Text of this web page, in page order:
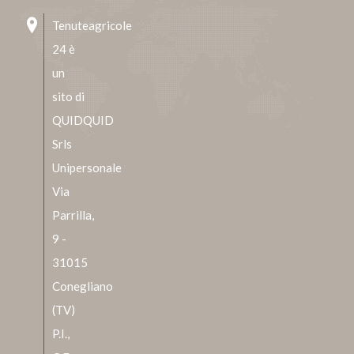
Tenuteagricole
24 è
un
sito di
QUIDQUID
Srls
Unipersonale
Via
Parrilla,
9 -
31015
Conegliano
(TV)
P.I.,